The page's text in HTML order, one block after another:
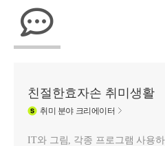
친절한효자손 취미생활
취미 분야 크리에이터
IT와 그림, 각종 프로그램 사용